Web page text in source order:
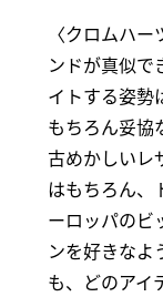
〈クロムハ
ンドが真似で
イトする姿勢
もちろん妥協
古めかしいレ
はもちろん、
ーロッパのビ
ンを好きなよ
も、どのアイ